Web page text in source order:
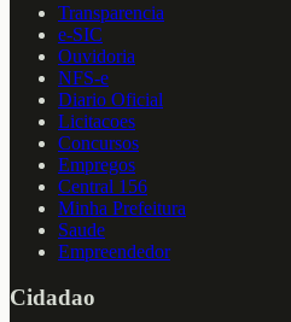
Transparencia
e-SIC
Ouvidoria
NFS-e
Diario Oficial
Licitacoes
Concursos
Empregos
Central 156
Minha Prefeitura
Saude
Empreendedor
Cidadao